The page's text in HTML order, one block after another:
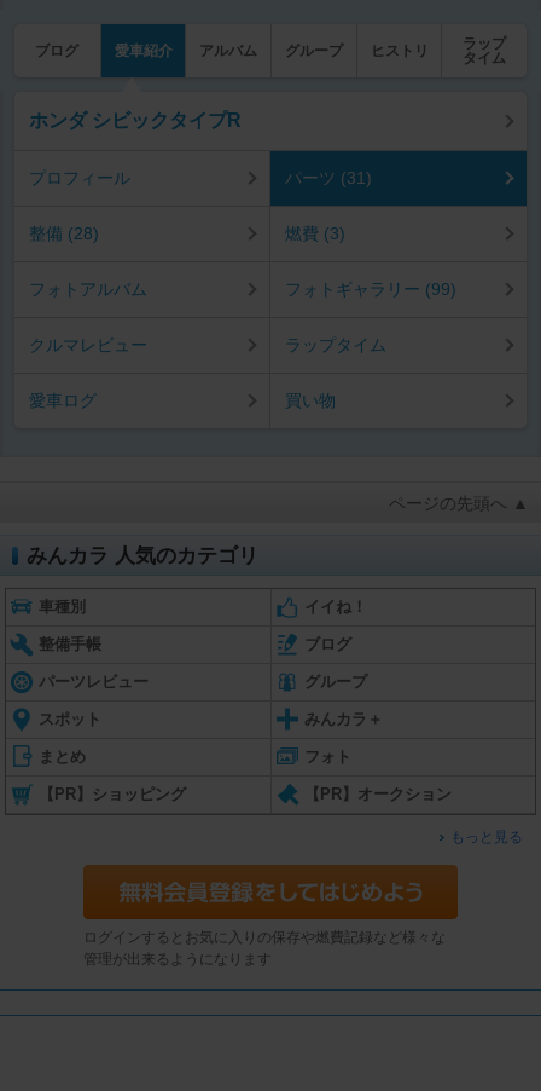
ブログ 愛車紹介 アルバム グループ ヒストリ
ラップ
タイム
ホンダ シビックタイプR
プロフィール パーツ (31)
整備 (28) 燃費 (3)
フォトアルバム フォトギャラリー (99)
クルマレビュー ラップタイム
愛車ログ 買い物
ページの先頭へ ▲
みんカラ 人気のカテゴリ
車種別 イイね！
整備手帳 ブログ
パーツレビュー グループ
スポット みんカラ＋
まとめ フォト
【PR】ショッピング 【PR】オークション
もっと見る
ログインするとお気に入りの保存や燃費記録など様々な
管理が出来るようになります